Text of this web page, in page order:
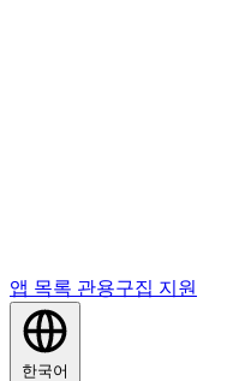
앱 목록 관용구집 지원
한국어